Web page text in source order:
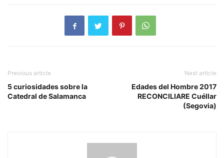
Previous article
5 curiosidades sobre la
Catedral de Salamanca
Next article
Edades del Hombre 2017
RECONCILIARE Cuéllar
(Segovia)